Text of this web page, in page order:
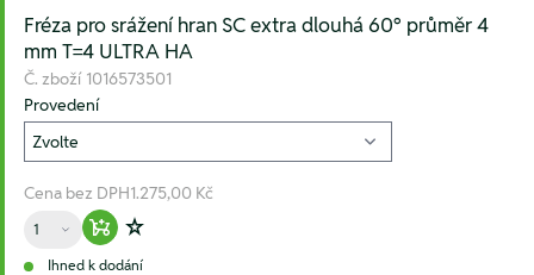
Fréza pro srážení hran SC extra dlouhá 60° průměr 4
mm T=4 ULTRA HA
Č. zboží 1016573501
Provedení
Cena bez DPH1.275,00 Kč
Množství
Warenkorb hinzufügen
Zur Wunschliste hinzufügen
Ihned k dodání